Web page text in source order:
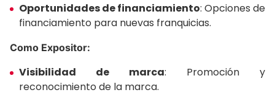
Oportunidades de financiamiento: Opciones de
financiamiento para nuevas franquicias.
Como Expositor:
Visibilidad de marca: Promoción y
reconocimiento de la marca.